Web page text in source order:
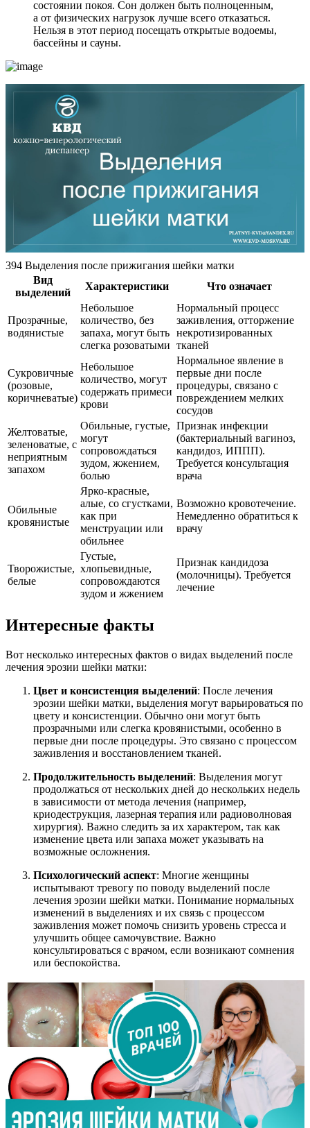
состоянии покоя. Сон должен быть полноценным,
а от физических нагрузок лучше всего отказаться.
Нельзя в этот период посещать открытые водоемы,
бассейны и сауны.
394 Выделения после прижигания шейки матки
Вид
выделений
Характеристики Что означает
Прозрачные,
водянистые
Небольшое
количество, без
запаха, могут быть
слегка розоватыми
Нормальный процесс
заживления, отторжение
некротизированных
тканей
Сукровичные
(розовые,
коричневатые)
Небольшое
количество, могут
содержать примеси
крови
Нормальное явление в
первые дни после
процедуры, связано с
повреждением мелких
сосудов
Желтоватые,
зеленоватые, с
неприятным
запахом
Обильные, густые,
могут
сопровождаться
зудом, жжением,
болью
Признак инфекции
(бактериальный вагиноз,
кандидоз, ИППП).
Требуется консультация
врача
Обильные
кровянистые
Ярко-красные,
алые, со сгустками,
как при
менструации или
обильнее
Возможно кровотечение.
Немедленно обратиться к
врачу
Творожистые,
белые
Густые,
хлопьевидные,
сопровождаются
зудом и жжением
Признак кандидоза
(молочницы). Требуется
лечение
Интересные факты
Вот несколько интересных фактов о видах выделений после
лечения эрозии шейки матки:
Цвет и консистенция выделений: После лечения
эрозии шейки матки, выделения могут варьироваться по
цвету и консистенции. Обычно они могут быть
прозрачными или слегка кровянистыми, особенно в
первые дни после процедуры. Это связано с процессом
заживления и восстановлением тканей.
Продолжительность выделений: Выделения могут
продолжаться от нескольких дней до нескольких недель
в зависимости от метода лечения (например,
криодеструкция, лазерная терапия или радиоволновая
хирургия). Важно следить за их характером, так как
изменение цвета или запаха может указывать на
возможные осложнения.
Психологический аспект: Многие женщины
испытывают тревогу по поводу выделений после
лечения эрозии шейки матки. Понимание нормальных
изменений в выделениях и их связь с процессом
заживления может помочь снизить уровень стресса и
улучшить общее самочувствие. Важно
консультироваться с врачом, если возникают сомнения
или беспокойства.